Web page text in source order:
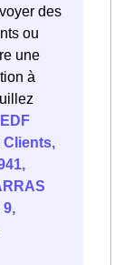
des
ou
une
à
EDF
Clients,
9,